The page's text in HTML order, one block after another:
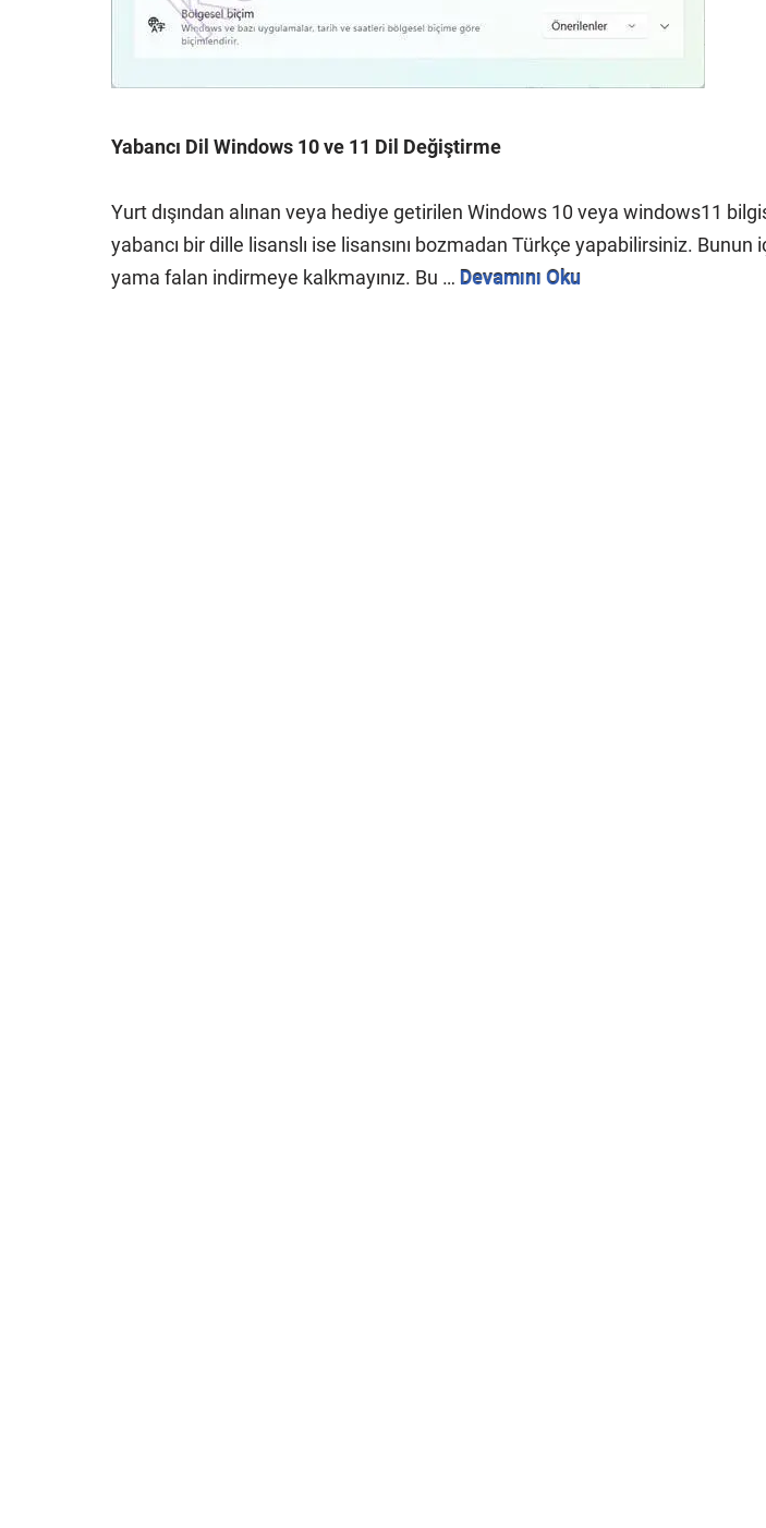
Yabancı Dil Windows 10 ve 11 Dil Değiştirme
Yurt dışından alınan veya hediye getirilen Windows 10 veya windows11
yabancı bir dille lisanslı ise lisansını bozmadan Türkçe yapabilirsiniz. Bunun
yama falan indirmeye kalkmayınız. Bu … Devamını Oku